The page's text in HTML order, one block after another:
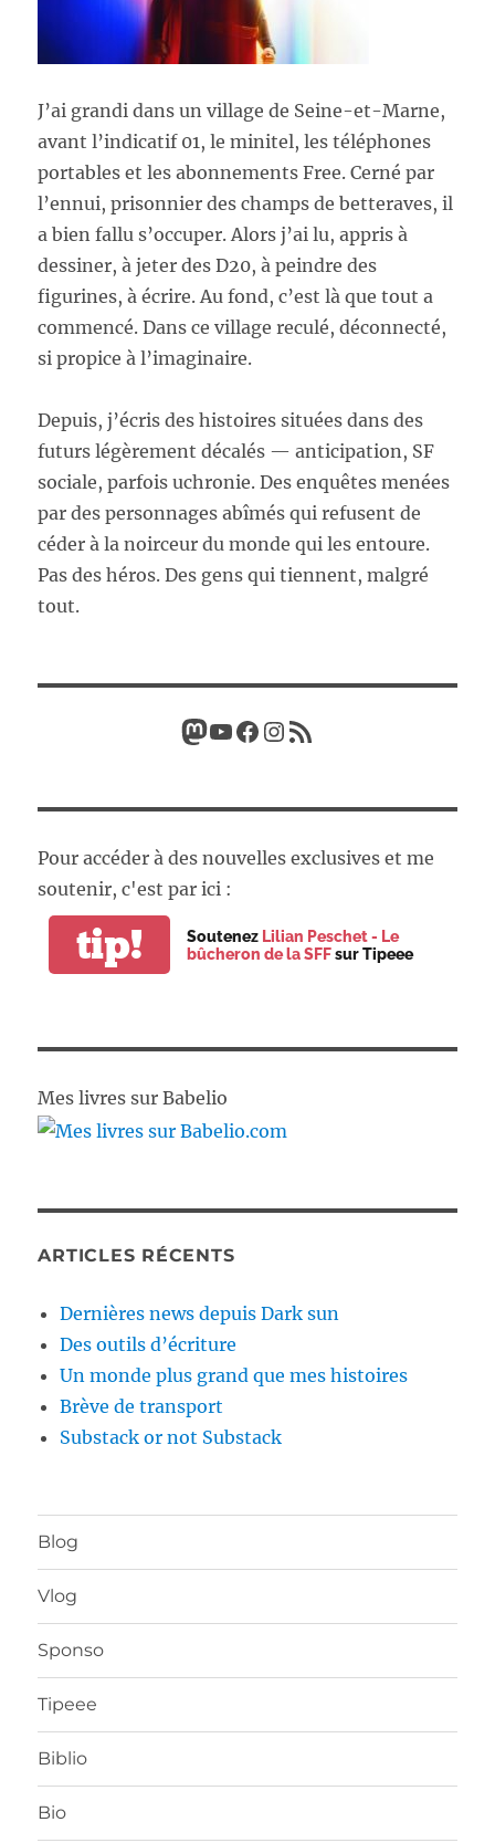
J’ai grandi dans un village de Seine-et-Marne,
avant l’indicatif 01, le minitel, les téléphones
portables et les abonnements Free. Cerné par
l’ennui, prisonnier des champs de betteraves, il
a bien fallu s’occuper. Alors j’ai lu, appris à
dessiner, à jeter des D20, à peindre des
figurines, à écrire. Au fond, c’est là que tout a
commencé. Dans ce village reculé, déconnecté,
si propice à l’imaginaire.
Depuis, j’écris des histoires situées dans des
futurs légèrement décalés — anticipation, SF
sociale, parfois uchronie. Des enquêtes menées
par des personnages abîmés qui refusent de
céder à la noirceur du monde qui les entoure.
Pas des héros. Des gens qui tiennent, malgré
tout.
Mastodon
YouTube
Facebook
Instagram
Flux RSS
Pour accéder à des nouvelles exclusives et me
soutenir, c'est par ici :
tip! Soutenez Lilian Peschet - Le
bûcheron de la SFFsur Tipeee
Mes livres sur Babelio
ARTICLES RÉCENTS
Dernières news depuis Dark sun
Des outils d’écriture
Un monde plus grand que mes histoires
Brève de transport
Substack or not Substack
Blog
Vlog
Sponso
Tipeee
Biblio
Bio